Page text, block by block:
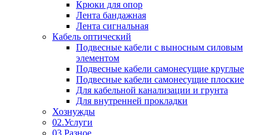
Крюки для опор
Лента бандажная
Лента сигнальная
Кабель оптический
Подвесные кабели с выносным силовым
элементом
Подвесные кабели самонесущие круглые
Подвесные кабели самонесущие плоские
Для кабельной канализации и грунта
Для внутренней прокладки
Хознужды
02.Услуги
03.Разное